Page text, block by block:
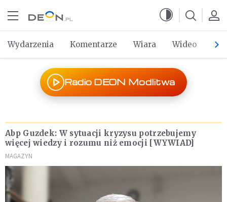
Wydarzenia Komentarze Wiara Wideo Po
Radio DEON Modlitwa
Abp Guzdek: W sytuacji kryzysu potrzebujemy
więcej wiedzy i rozumu niż emocji [WYWIAD]
MAGAZYN